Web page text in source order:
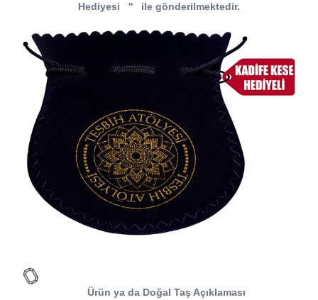
Hediyesi
'' ile gönderilmektedir.
Ürün ya da Doğal Taş Açıklaması